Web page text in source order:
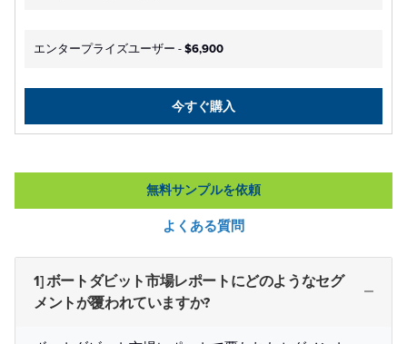
エンタープライズユーザー -$6,900
今すぐ購入
無料サンプルを依頼
よくある質問
1] ボートダビット市場レポートにどのようなセグ
メントが覆われていますか?